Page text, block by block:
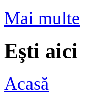
Mai multe
Eşti aici
Acasă